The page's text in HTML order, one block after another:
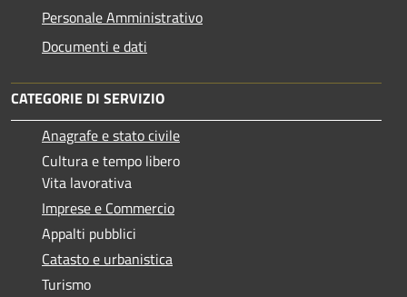
Personale Amministrativo
Documenti e dati
CATEGORIE DI SERVIZIO
Anagrafe e stato civile
Cultura e tempo libero
Vita lavorativa
Imprese e Commercio
Appalti pubblici
Catasto e urbanistica
Turismo